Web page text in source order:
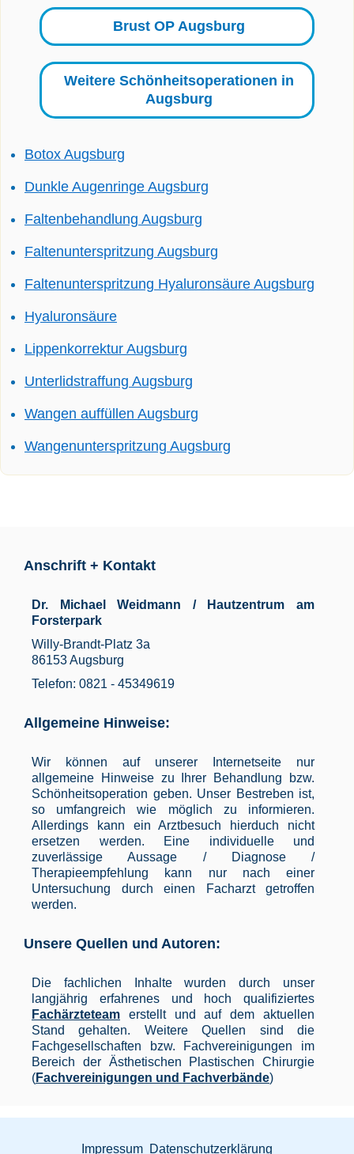
Brust OP Augsburg
Weitere Schönheitsoperationen in
Augsburg
Botox Augsburg
Dunkle Augenringe Augsburg
Faltenbehandlung Augsburg
Faltenunterspritzung Augsburg
Faltenunterspritzung Hyaluronsäure Augsburg
Hyaluronsäure
Lippenkorrektur Augsburg
Unterlidstraffung Augsburg
Wangen auffüllen Augsburg
Wangenunterspritzung Augsburg
Anschrift + Kontakt
Dr. Michael Weidmann / Hautzentrum am
Forsterpark
Willy-Brandt-Platz 3a
86153 Augsburg
Telefon: 0821 - 45349619
Allgemeine Hinweise:
Wir können auf unserer Internetseite nur
allgemeine Hinweise zu Ihrer Behandlung bzw.
Schönheitsoperation geben. Unser Bestreben ist,
so umfangreich wie möglich zu informieren.
Allerdings kann ein Arztbesuch hierduch nicht
ersetzen werden. Eine individuelle und
zuverlässige Aussage / Diagnose /
Therapieempfehlung kann nur nach einer
Untersuchung durch einen Facharzt getroffen
werden.
Unsere Quellen und Autoren:
Die fachlichen Inhalte wurden durch unser
langjährig erfahrenes und hoch qualifiziertes
Fachärzteteam erstellt und auf dem aktuellen
Stand gehalten. Weitere Quellen sind die
Fachgesellschaften bzw. Fachvereinigungen im
Bereich der Ästhetischen Plastischen Chirurgie
(Fachvereinigungen und Fachverbände)
Impressum Datenschutzerklärung